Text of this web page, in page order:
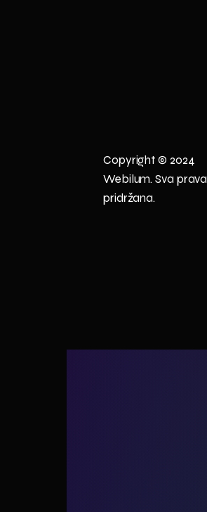
Copyright © 2024
Webilum. Sva prava
pridržana.